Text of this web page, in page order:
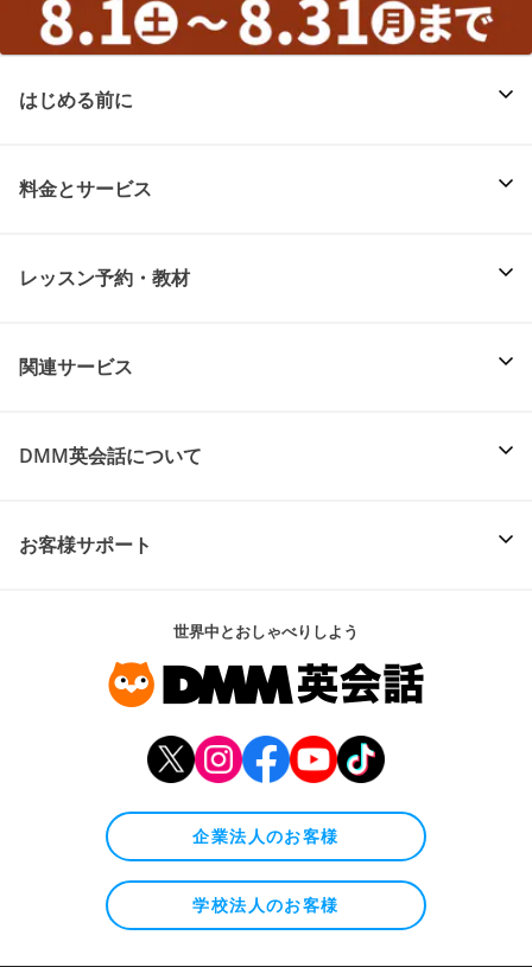
はじめる前に
料金とサービス
レッスン予約・教材
関連サービス
DMM英会話について
お客様サポート
世界中とおしゃべりしよう
企業法人のお客様
学校法人のお客様